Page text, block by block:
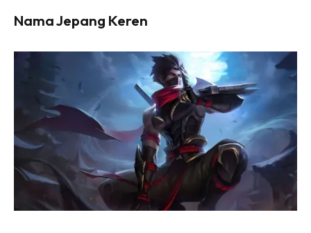
NamaJepang Keren